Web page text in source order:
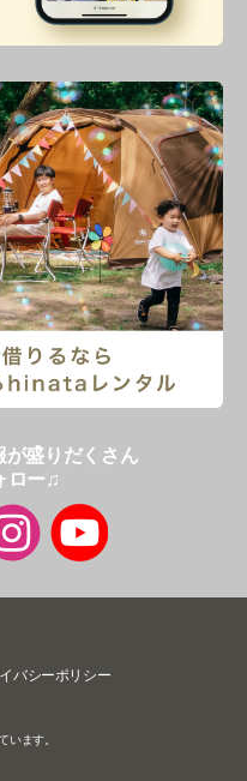
が盛りだくさん
ロー♫
バシーポリシー
います。